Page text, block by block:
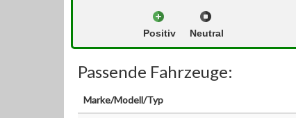
Positiv Neutral
Passende Fahrzeuge:
Marke/Modell/Typ